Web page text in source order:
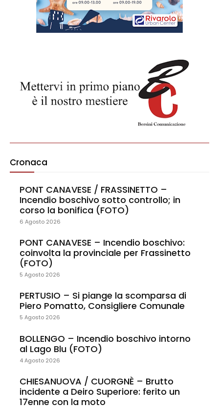
Cronaca
PONT CANAVESE / FRASSINETTO –
Incendio boschivo sotto controllo; in
corso la bonifica (FOTO)
6 Agosto 2026
PONT CANAVESE – Incendio boschivo:
coinvolta la provinciale per Frassinetto
(FOTO)
5 Agosto 2026
PERTUSIO – Si piange la scomparsa di
Piero Pomatto, Consigliere Comunale
5 Agosto 2026
BOLLENGO – Incendio boschivo intorno
al Lago Blu (FOTO)
4 Agosto 2026
CHIESANUOVA / CUORGNÈ – Brutto
incidente a Deiro Superiore: ferito un
17enne con la moto